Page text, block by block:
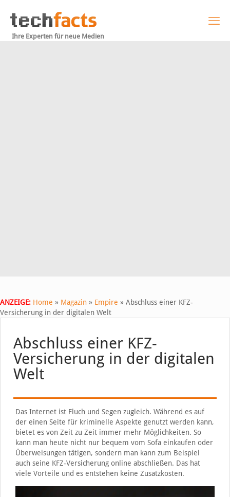
Ihre Experten für neue Medien
ANZEIGE: Home » Magazin » Empire » Abschluss einer KFZ-
Versicherung in der digitalen Welt
Abschluss einer KFZ-
Versicherung in der digitalen
Welt
Das Internet ist Fluch und Segen zugleich. Während es auf
der einen Seite für kriminelle Aspekte genutzt werden kann,
bietet es von Zeit zu Zeit immer mehr Möglichkeiten. So
kann man heute nicht nur bequem vom Sofa einkaufen oder
Überweisungen tätigen, sondern man kann zum Beispiel
auch seine KFZ-Versicherung online abschließen. Das hat
viele Vorteile und es entstehen keine Zusatzkosten.